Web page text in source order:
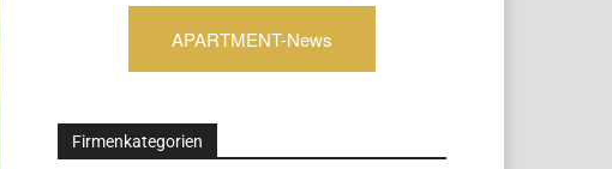
APARTMENT-News
Firmenkategorien